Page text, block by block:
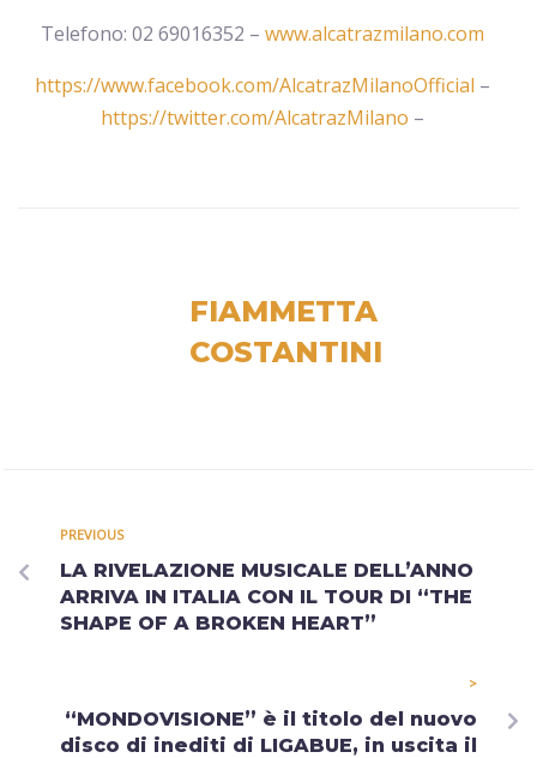
Telefono: 02 69016352 –www.alcatrazmilano.com
https://www.facebook.com/AlcatrazMilanoOfficial –
https://twitter.com/AlcatrazMilano –
FIAMMETTA
COSTANTINI
PREVIOUS
LA RIVELAZIONE MUSICALE DELL’ANNO
ARRIVA IN ITALIA CON IL TOUR DI “THE
SHAPE OF A BROKEN HEART”
>
“MONDOVISIONE” è il titolo del nuovo
disco di inediti di LIGABUE, in uscita il